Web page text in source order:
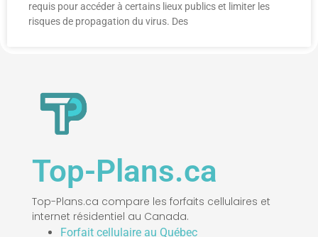
requis pour accéder à certains lieux publics et limiter les
risques de propagation du virus. Des
Top-Plans.ca
Top-Plans.ca compare les forfaits cellulaires et
internet résidentiel au Canada.
Forfait cellulaire au Québec